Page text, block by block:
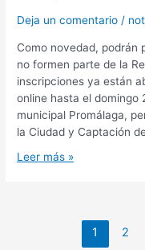
Deja un comentario /
Como novedad, podrán
no formen parte de la
inscripciones ya están
online hasta el
municipal Promálaga,
la Ciudad y Captación
Leer más »
1 2